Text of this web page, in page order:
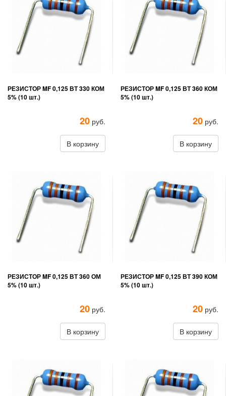
РЕЗИСТОР MF 0,125 ВТ 330 КОМ
5% (10 шт.)
20 руб.
В корзину
РЕЗИСТОР MF 0,125 ВТ 360 КОМ
5% (10 шт.)
20 руб.
В корзину
РЕЗИСТОР MF 0,125 ВТ 360 ОМ
5% (10 шт.)
20 руб.
В корзину
РЕЗИСТОР MF 0,125 ВТ 390 КОМ
5% (10 шт.)
20 руб.
В корзину